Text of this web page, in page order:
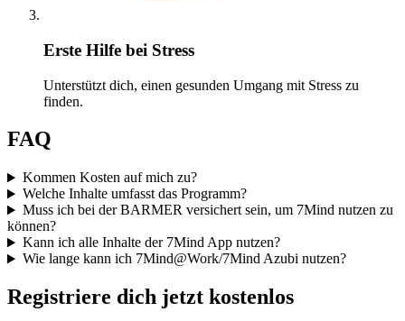
Erste Hilfe bei Stress
Unterstützt dich, einen gesunden Umgang mit Stress zu
finden.
FAQ
Kommen Kosten auf mich zu?
Welche Inhalte umfasst das Programm?
Muss ich bei der BARMER versichert sein, um 7Mind nutzen zu
können?
Kann ich alle Inhalte der 7Mind App nutzen?
Wie lange kann ich 7Mind@Work/7Mind Azubi nutzen?
Registriere dich jetzt kostenlos